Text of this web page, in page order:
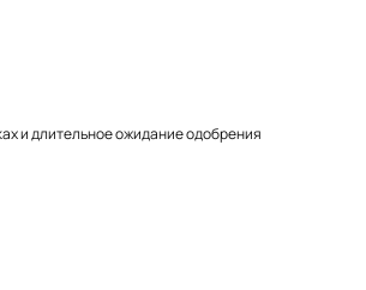
и длительное ожидание одобрения